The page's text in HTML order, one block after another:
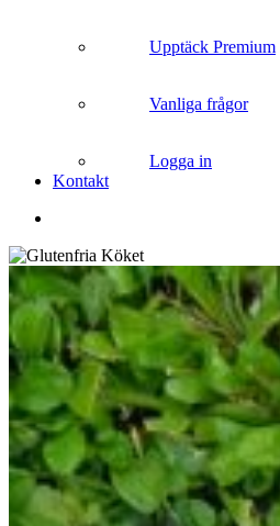
Upptäck Premium
Vanliga frågor
Logga in
Kontakt